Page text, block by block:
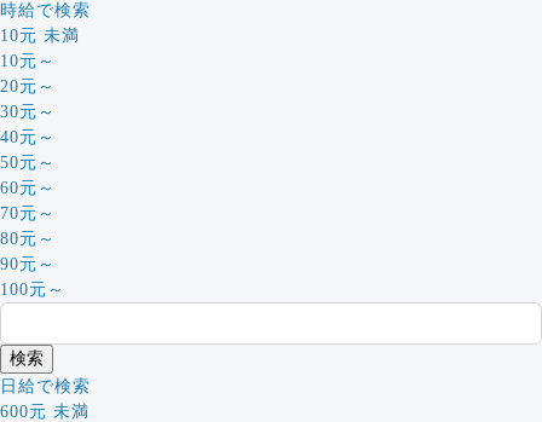
時給で検索
10元 未満
10元～
20元～
30元～
40元～
50元～
60元～
70元～
80元～
90元～
100元～
日給で検索
600元 未満